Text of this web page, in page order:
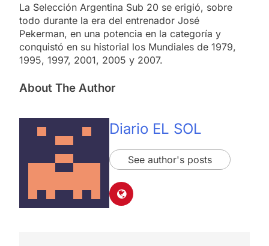
La Selección Argentina Sub 20 se erigió, sobre
todo durante la era del entrenador José
Pekerman, en una potencia en la categoría y
conquistó en su historial los Mundiales de 1979,
1995, 1997, 2001, 2005 y 2007.
About The Author
Diario EL SOL
See author's posts